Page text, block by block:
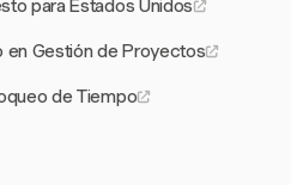
para Estados Unidos
en Gestión de Proyectos
de Tiempo